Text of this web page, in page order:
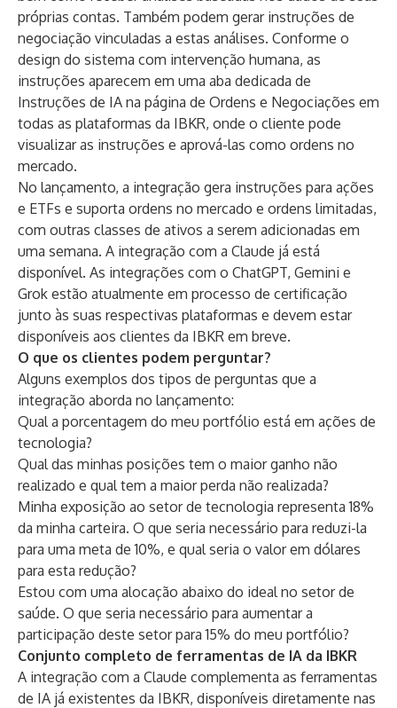
próprias contas. Também podem gerar instruções de
negociação vinculadas a estas análises. Conforme o
design do sistema com intervenção humana, as
instruções aparecem em uma aba dedicada de
Instruções de IA na página de Ordens e Negociações em
todas as plataformas da IBKR, onde o cliente pode
visualizar as instruções e aprová-las como ordens no
mercado.
No lançamento, a integração gera instruções para ações
e ETFs e suporta ordens no mercado e ordens limitadas,
com outras classes de ativos a serem adicionadas em
uma semana. A integração com a Claude já está
disponível. As integrações com o ChatGPT, Gemini e
Grok estão atualmente em processo de certificação
junto às suas respectivas plataformas e devem estar
disponíveis aos clientes da IBKR em breve.
O que os clientes podem perguntar?
Alguns exemplos dos tipos de perguntas que a
integração aborda no lançamento:
Qual a porcentagem do meu portfólio está em ações de
tecnologia?
Qual das minhas posições tem o maior ganho não
realizado e qual tem a maior perda não realizada?
Minha exposição ao setor de tecnologia representa 18%
da minha carteira. O que seria necessário para reduzi-la
para uma meta de 10%, e qual seria o valor em dólares
para esta redução?
Estou com uma alocação abaixo do ideal no setor de
saúde. O que seria necessário para aumentar a
participação deste setor para 15% do meu portfólio?
Conjunto completo de ferramentas de IA da IBKR
A integração com a Claude complementa as ferramentas
de IA já existentes da IBKR, disponíveis diretamente nas